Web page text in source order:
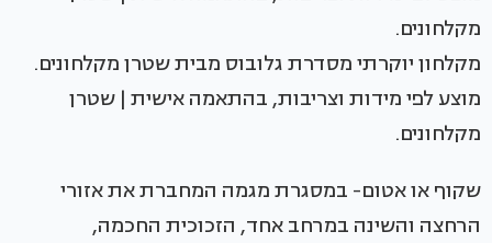
מקלחון יוקרתי מסדרת גלובוס מבית שטרן מקלחונים.
מוצע לפי מידות וצריבות, בהתאמה אישית | שטרן
מקלחונים.
שקוף או אטום- במסגרת מגמה המחברת את אזורי
הרחצה והשינה במרחב אחד, הזכוכית החכמה,